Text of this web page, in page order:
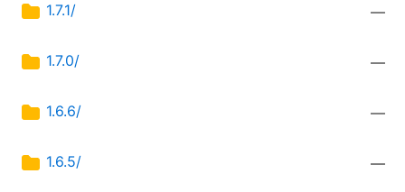
1.7.1/ —
1.7.0/ —
1.6.6/ —
1.6.5/ —